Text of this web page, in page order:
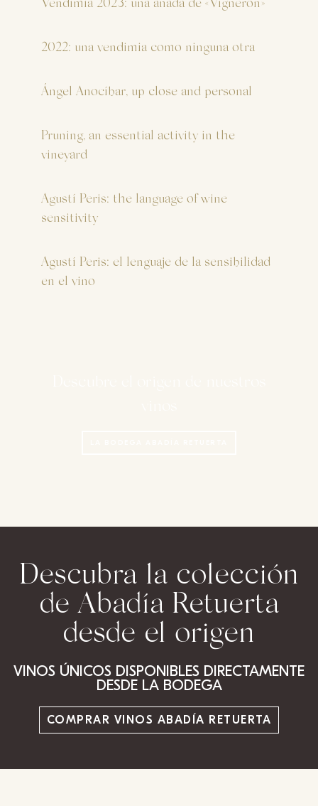
Vendimia 2023: una añada de «Vigneron»
2022: una vendimia como ninguna otra
Ángel Anocíbar, up close and personal
Pruning, an essential activity in the
vineyard
Agustí Peris: the language of wine
sensitivity
Agustí Peris: el lenguaje de la sensibilidad
en el vino
Descubra la colección
de Abadía Retuerta
desde el origen
VINOS ÚNICOS DISPONIBLES DIRECTAMENTE
DESDE LA BODEGA
COMPRAR VINOS ABADÍA RETUERTA